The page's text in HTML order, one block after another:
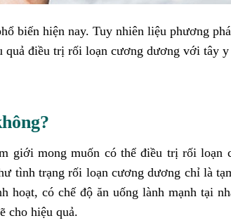
biến hiện nay. Tuy nhiên liệu phương
quả điều trị rối loạn cương dương với tây
giới mong muốn có thể điều trị rối loạn
tình trạng rối loạn cương dương chỉ là
có chế độ ăn uống lành mạnh tại
cho hiệu quả.